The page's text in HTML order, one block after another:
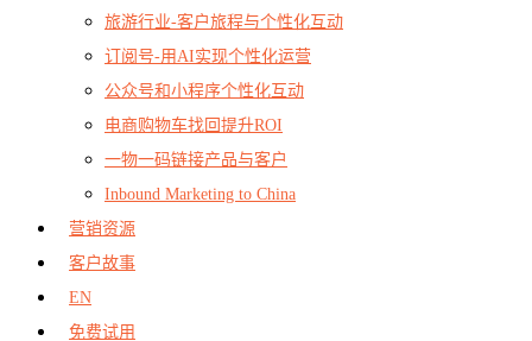
旅游行业-客户旅程与个性化互动
订阅号-用AI实现个性化运营
公众号和小程序个性化互动
电商购物车找回提升ROI
一物一码链接产品与客户
Inbound Marketing to China
营销资源
客户故事
EN
免费试用